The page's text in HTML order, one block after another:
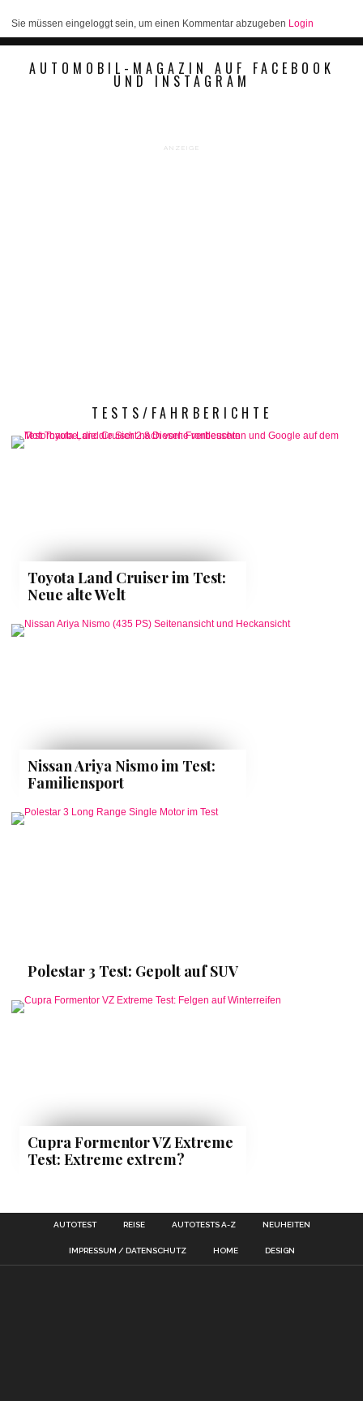
Sie müssen eingeloggt sein, um einen Kommentar abzugeben Login
AUTOMOBIL-MAGAZIN AUF FACEBOOK
UND INSTAGRAM
ANZEIGE
TESTS/FAHRBERICHTE
Toyota Land Cruiser im Test:
Neue alte Welt
Nissan Ariya Nismo im Test:
Familiensport
Polestar 3 Test: Gepolt auf SUV
Cupra Formentor VZ Extreme
Test: Extreme extrem?
AUTOTEST REISE AUTOTESTS A-Z NEUHEITEN
IMPRESSUM / DATENSCHUTZ HOME DESIGN